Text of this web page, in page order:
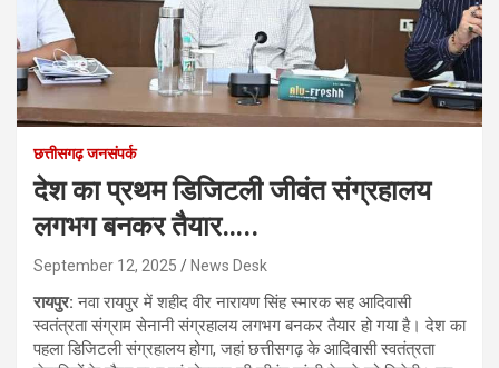
छत्तीसगढ़ जनसंपर्क
देश का प्रथम डिजिटली जीवंत संग्रहालय
लगभग बनकर तैयार…..
September 12, 2025 News Desk
रायपुर:नवा रायपुर में शहीद वीर नारायण सिंह स्मारक सह आदिवासी
स्वतंत्रता संग्राम सेनानी संग्रहालय लगभग बनकर तैयार हो गया है। देश का
पहला डिजिटली संग्रहालय होगा, जहां छत्तीसगढ़ के आदिवासी स्वतंत्रता